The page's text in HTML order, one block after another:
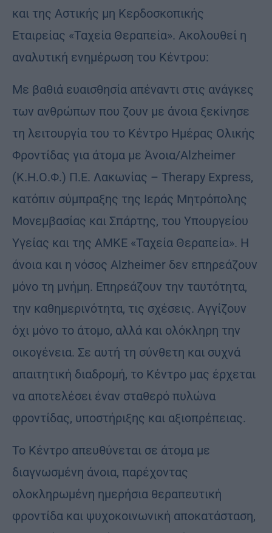
και της Αστικής μη Κερδοσκοπικής
Εταιρείας «Ταχεία Θεραπεία». Ακολουθεί η
αναλυτική ενημέρωση του Κέντρου:
Με βαθιά ευαισθησία απέναντι στις ανάγκες
των ανθρώπων που ζουν με άνοια ξεκίνησε
τη λειτουργία του το Κέντρο Ημέρας Ολικής
Φροντίδας για άτομα με Άνοια/Alzheimer
(Κ.Η.Ο.Φ.) Π.Ε. Λακωνίας – Therapy Express,
κατόπιν σύμπραξης της Ιεράς Μητρόπολης
Μονεμβασίας και Σπάρτης, του Υπουργείου
Υγείας και της ΑΜΚΕ «Ταχεία Θεραπεία». Η
άνοια και η νόσος Alzheimer δεν επηρεάζουν
μόνο τη μνήμη. Επηρεάζουν την ταυτότητα,
την καθημερινότητα, τις σχέσεις. Αγγίζουν
όχι μόνο το άτομο, αλλά και ολόκληρη την
οικογένεια. Σε αυτή τη σύνθετη και συχνά
απαιτητική διαδρομή, το Κέντρο μας έρχεται
να αποτελέσει έναν σταθερό πυλώνα
φροντίδας, υποστήριξης και αξιοπρέπειας.
Το Κέντρο απευθύνεται σε άτομα με
διαγνωσμένη άνοια, παρέχοντας
ολοκληρωμένη ημερήσια θεραπευτική
φροντίδα και ψυχοκοινωνική αποκατάσταση,